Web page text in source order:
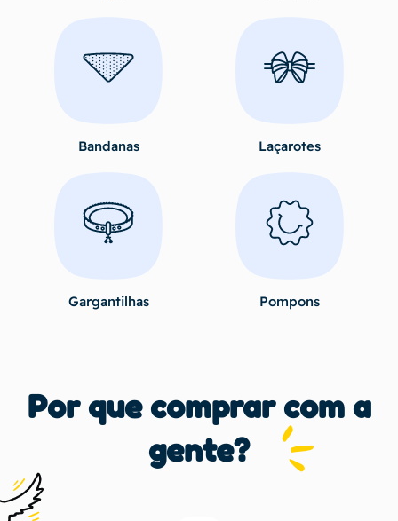
Bandanas Laçarotes
Gargantilhas Pompons
Por que comprar com a
gente?